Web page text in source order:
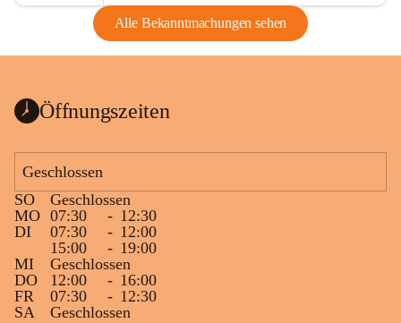
Alle Bekanntmachungen sehen
Öffnungszeiten
Geschlossen
SO
Geschlossen
MO 07:30 - 12:30
DI
07:30 - 12:00
15:00
- 19:00
MI
Geschlossen
DO
12:00 - 16:00
FR
07:30 - 12:30
SA
Geschlossen